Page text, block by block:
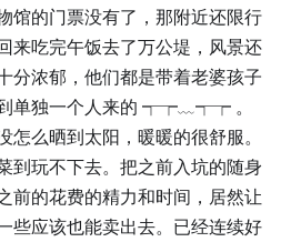
馆的门票没有了，那附近还限行
来吃完午饭去了万公堤，风景还
分浓郁，他们都是带着老婆孩子
单独一个人来的 ┭┮﹏┭┮ 。
么晒到太阳，暖暖的很舒服。
到玩不下去。把之前入坑的随身
前的花费的精力和时间，居然让
些应该也能卖出去。已经连续好